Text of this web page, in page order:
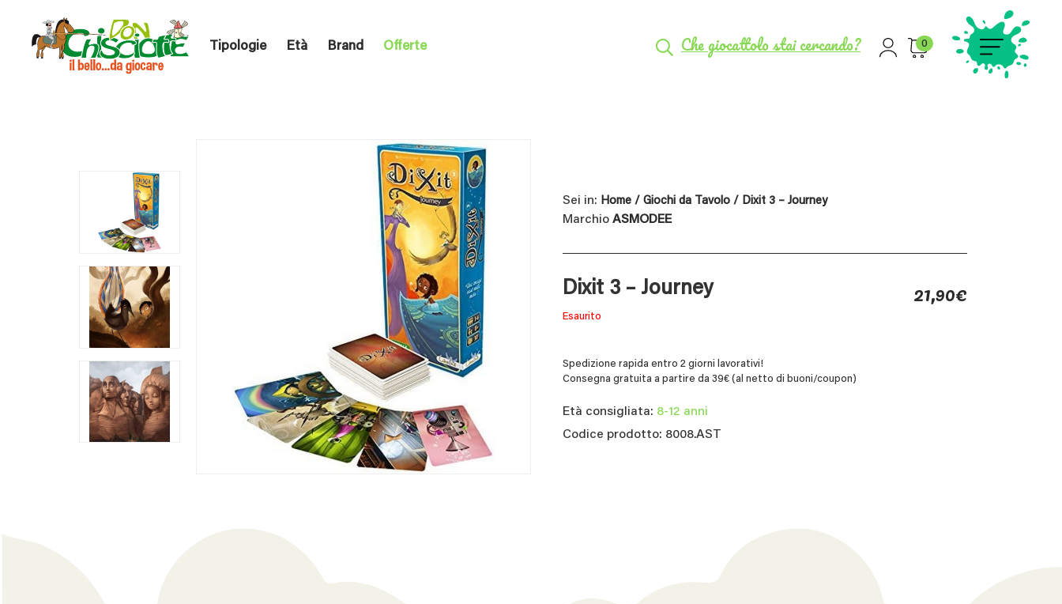
Tipologie Età Brand Offerte Che giocattolo stai cercando? 0
Sei in: Home / Giochi da Tavolo / Dixit 3 – Journey
Marchio ASMODEE
Dixit 3 – Journey 21,90€
Esaurito
Spedizione rapida entro 2 giorni lavorativi!
Consegna gratuita a partire da 39€ (al netto di buoni/coupon)
Età consigliata: 8-12 anni
Codice prodotto: 8008.AST